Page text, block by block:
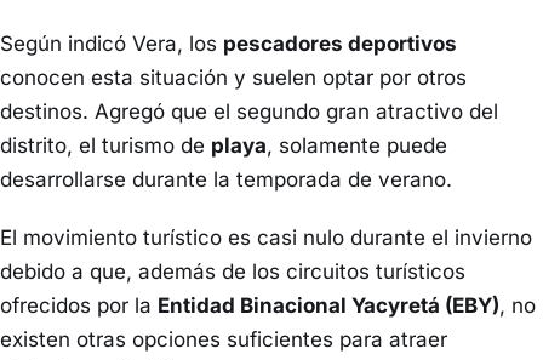
Según indicó Vera, los pescadores deportivos
conocen esta situación y suelen optar por otros
destinos. Agregó que el segundo gran atractivo del
distrito, el turismo de playa, solamente puede
desarrollarse durante la temporada de verano.
El movimiento turístico es casi nulo durante el invierno
debido a que, además de los circuitos turísticos
ofrecidos por la Entidad Binacional Yacyretá (EBY), no
existen otras opciones suficientes para atraer